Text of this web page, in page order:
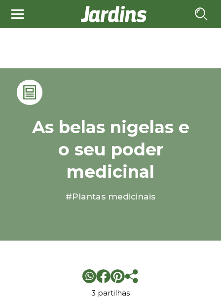
As belas nigelas e
o seu poder
medicinal
#Plantas medicinais
3 partilhas